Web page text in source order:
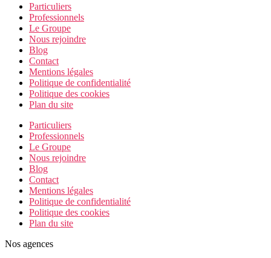
Particuliers
Professionnels
Le Groupe
Nous rejoindre
Blog
Contact
Mentions légales
Politique de confidentialité
Politique des cookies
Plan du site
Particuliers
Professionnels
Le Groupe
Nous rejoindre
Blog
Contact
Mentions légales
Politique de confidentialité
Politique des cookies
Plan du site
Nos agences